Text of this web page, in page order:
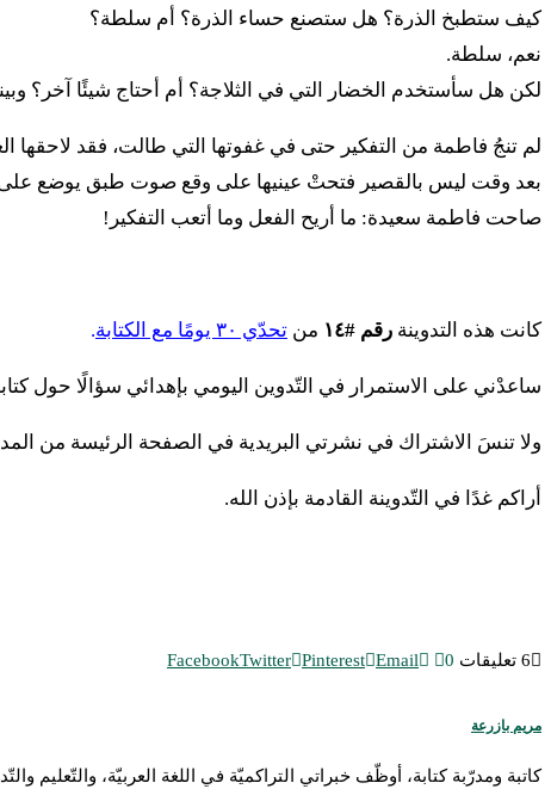
كيف ستطبخ الذرة؟ هل ستصنع حساء الذرة؟ أم سلطة؟
نعم، سلطة.
لكن هل سأستخدم الخضار التي في الثلاجة؟ أم أحتاج شيئًا آخر؟
لم تنجُ فاطمة من التفكير حتى في غفوتها التي طالت، فقد لاحقها
بعد وقت ليس بالقصير فتحتْ عينيها على وقع صوت طبق يوضع على
صاحت فاطمة سعيدة: ما أريح الفعل وما أتعب التفكير!
كانت هذه التدوينة رقم #١٤ من تحدّي ٣٠ يومًا مع الكتابة .
ساعدْني على الاستمرار في التّدوين اليومي بإهدائي سؤالًا حول
ولا تنسَ الاشتراك في نشرتي البريدية في الصفحة الرئيسة من
أراكم غدًا في التّدوينة القادمة بإذن الله.
6 تعليقات 0
FacebookTwitter Pinterest Email
مريم بازرعة
كاتبة ومدرّبة كتابة، أوظّف خبراتي التراكميّة في اللغة العربيّة، والتّعليم